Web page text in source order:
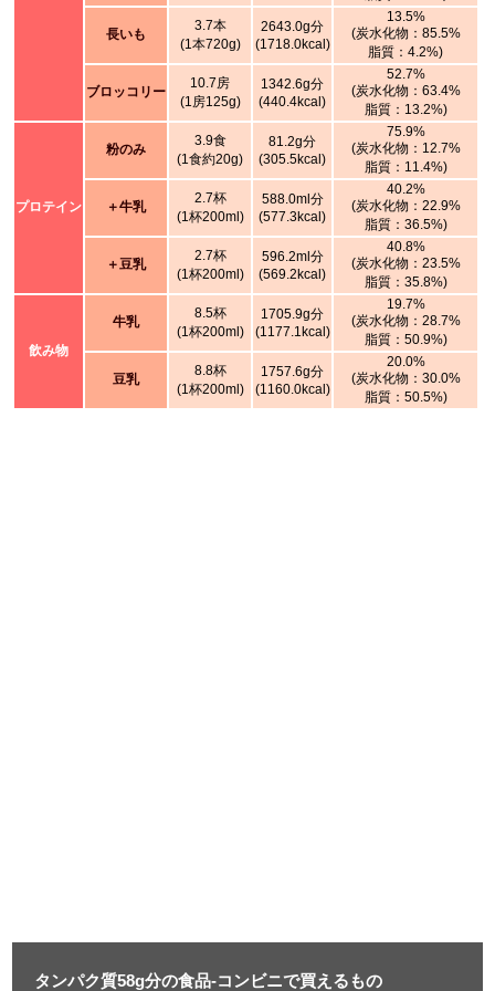
長いも
3.7本
(1本720g)
2643.0g分
(1718.0kcal)
13.5%
(炭水化物：85.5%
脂質：4.2%)
ブロッコリー
10.7房
(1房125g)
1342.6g分
(440.4kcal)
52.7%
(炭水化物：63.4%
脂質：13.2%)
プロテイン
粉のみ
3.9食
(1食約20g)
81.2g分
(305.5kcal)
75.9%
(炭水化物：12.7%
脂質：11.4%)
＋牛乳
2.7杯
(1杯200ml)
588.0ml分
(577.3kcal)
40.2%
(炭水化物：22.9%
脂質：36.5%)
＋豆乳
2.7杯
(1杯200ml)
596.2ml分
(569.2kcal)
40.8%
(炭水化物：23.5%
脂質：35.8%)
飲み物
牛乳
8.5杯
(1杯200ml)
1705.9g分
(1177.1kcal)
19.7%
(炭水化物：28.7%
脂質：50.9%)
豆乳
8.8杯
(1杯200ml)
1757.6g分
(1160.0kcal)
20.0%
(炭水化物：30.0%
脂質：50.5%)
タンパク質58g分の食品-コンビニで買えるもの